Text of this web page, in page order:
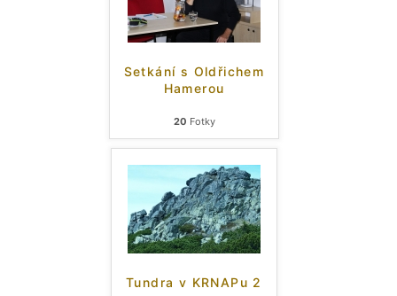
Setkání s Oldřichem
Hamerou
20 Fotky
Tundra v KRNAPu 2